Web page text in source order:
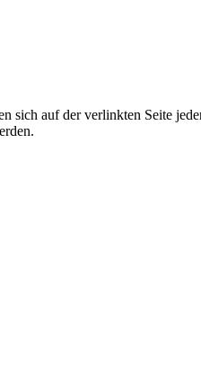
sich auf der verlinkten Seite